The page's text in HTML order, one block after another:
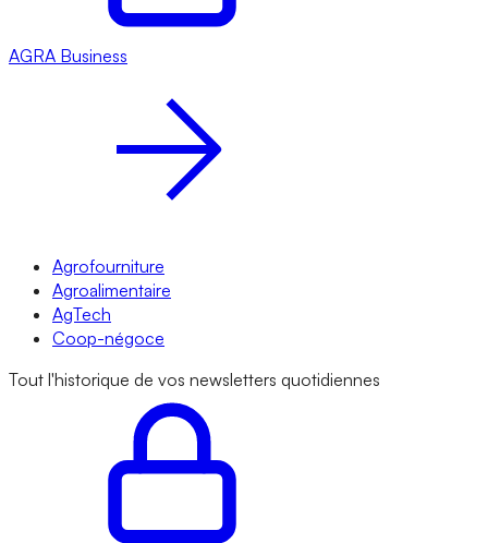
AGRA Business
Agrofourniture
Agroalimentaire
AgTech
Coop-négoce
Tout l'historique de vos newsletters quotidiennes